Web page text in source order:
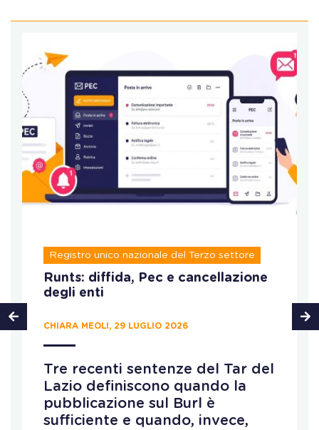
Registro unico nazionale del Terzo settore
Runts: diffida, Pec e cancellazione
degli enti
CHIARA MEOLI, 29 LUGLIO 2026
Tre recenti sentenze del Tar del
Lazio definiscono quando la
pubblicazione sul Burl è
sufficiente e quando, invece,